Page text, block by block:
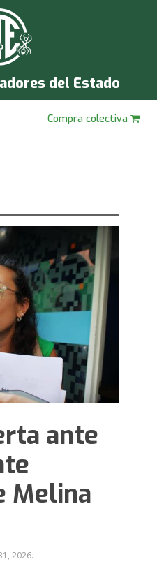
del Estado
Compra colectiva
ante
Melina
2026.